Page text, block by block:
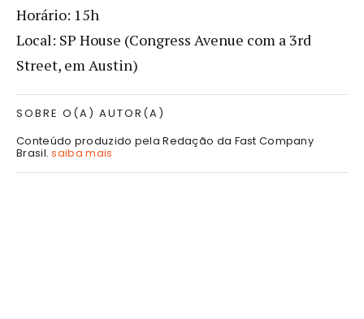
Horário: 15h
Local: SP House (Congress Avenue com a 3rd
Street, em Austin)
SOBRE O(A) AUTOR(A)
Conteúdo produzido pela Redação da Fast Company
Brasil.saiba mais